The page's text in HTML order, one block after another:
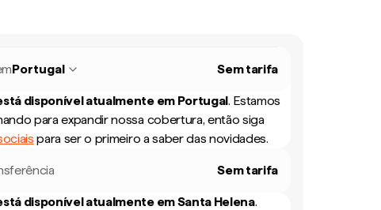
Portugal Sem tarifa
disponível atualmente em Portugal. Estamos
para expandir nossa cobertura, então siga
para ser o primeiro a saber das novidades.
Sem tarifa
disponível atualmente emSanta Helena.